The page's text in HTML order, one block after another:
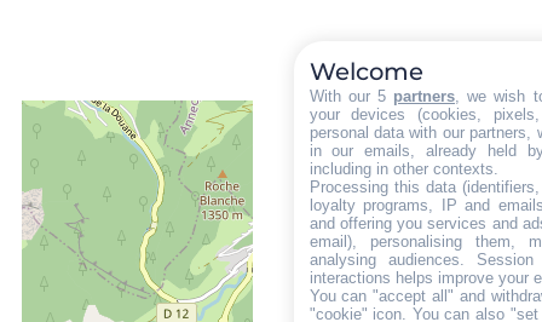
Welcome
With our 5 partners, we wish
your devices (cookies,
personal data with our partners,
in our emails, already held
including in other contexts.
Processing this data
loyalty programs, IP and
and offering you services and
email), personalising them,
analysing audiences.
interactions helps improve your
You can "accept all" and
"cookie" icon. You can also